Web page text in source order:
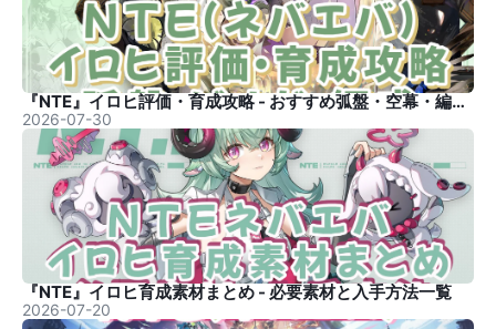
『NTE』イロヒ評価・育成攻略 - おすすめ弧盤・空幕・編成まとめ
2026-07-30
『NTE』イロヒ育成素材まとめ - 必要素材と入手方法一覧
2026-07-20